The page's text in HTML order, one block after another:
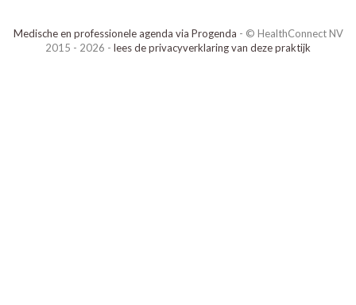
Medische en professionele agenda via Progenda - © HealthConnect NV
2015 - 2026 - lees de privacyverklaring van deze praktijk